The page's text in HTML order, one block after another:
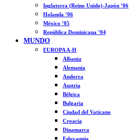
Inglaterra (Reino Unido)-Japón ’06
Holanda ’06
México ’05
República Dominicana ’04
MUNDO
EUROPA A-H
Albania
Alemania
Andorra
Austria
Bélgica
Bulgaria
Ciudad del Vaticano
Croacia
Dinamarca
Eslovaquia